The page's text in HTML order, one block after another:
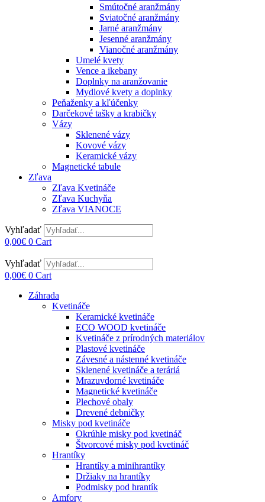
Smútočné aranžmány
Sviatočné aranžmány
Jarné aranžmány
Jesenné aranžmány
Vianočné aranžmány
Umelé kvety
Vence a ikebany
Doplnky na aranžovanie
Mydlové kvety a doplnky
Peňaženky a kľúčenky
Darčekové tašky a krabičky
Vázy
Sklenené vázy
Kovové vázy
Keramické vázy
Magnetické tabule
Zľava
Zľava Kvetináče
Zľava Kuchyňa
Zľava VIANOCE
Vyhľadať
0,00€ 0 Cart
Vyhľadať
0,00€ 0 Cart
Záhrada
Kvetináče
Keramické kvetináče
ECO WOOD kvetináče
Kvetináče z prírodných materiálov
Plastové kvetináče
Závesné a nástenné kvetináče
Sklenené kvetináče a teráriá
Mrazuvdorné kvetináče
Magnetické kvetináče
Plechové obaly
Drevené debničky
Misky pod kvetináče
Okrúhle misky pod kvetináč
Štvorcové misky pod kvetináč
Hrantíky
Hrantíky a minihrantíky
Držiaky na hrantíky
Podmisky pod hrantík
Amfory